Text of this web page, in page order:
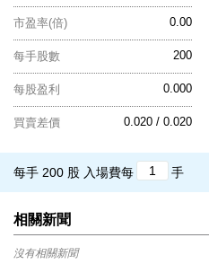
0.00
市盈率(倍)
200
每手股數
0.000
每股盈利
0.020 / 0.020
買賣差價
每手 200 股 入場費每 手
相關新聞
沒有相關新聞